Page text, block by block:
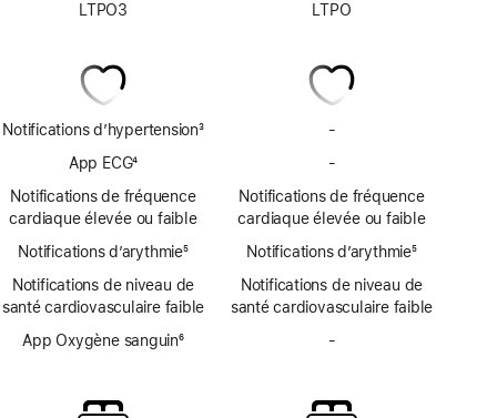
LTPO3
Notifications d’hypertension
bas
de
page
3
App ECG
Note
de
bas
de
page
4
Notifications de fréquence
cardiaque élevée ou faible
Notifications d’arythmie
Note
de
bas
de
5
Notifications de niveau de
santé cardiovasculaire faible
App Oxygène sanguin6
LTPO
-
d’hypertension
-
d’app
ECG
Notifications de fréquence
cardiaque élevée ou faible
Notifications d’arythmie
Note
de
bas
5
Notifications de niveau de
santé cardiovasculaire faible
-
sanguin